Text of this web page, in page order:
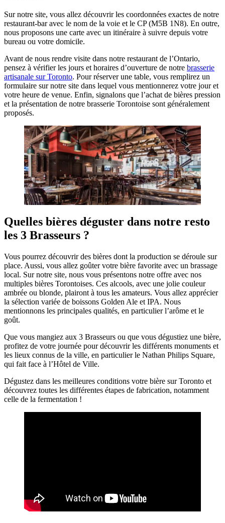
Sur notre site, vous allez découvrir les coordonnées exactes de notre
restaurant-bar avec le nom de la voie et le CP (M5B 1N8). En outre,
nous proposons une carte avec un itinéraire à suivre depuis votre
bureau ou votre domicile.
Avant de nous rendre visite dans notre restaurant de l’Ontario,
pensez à vérifier les jours et horaires d’ouverture de notre brasserie
artisanale sur Toronto. Pour réserver une table, vous remplirez un
formulaire sur notre site dans lequel vous mentionnerez votre jour et
votre heure de venue. Enfin, signalons que l’achat de bières pression
et la présentation de notre brasserie Torontoise sont généralement
proposés.
Quelles bières déguster dans notre resto
les 3 Brasseurs ?
Vous pourrez découvrir des bières dont la production se déroule sur
place. Aussi, vous allez goûter votre bière favorite avec un brassage
local. Sur notre site, nous vous présentons notre offre avec nos
multiples bières Torontoises. Ces alcools, avec une jolie couleur
ambrée ou blonde, plairont à tous les amateurs. Vous allez apprécier
la sélection variée de boissons Golden Ale et IPA. Nous
mentionnons les principales qualités, en particulier l’arôme et le
goût.
Que vous mangiez aux 3 Brasseurs ou que vous dégustiez une bière,
profitez de votre journée pour découvrir les différents monuments et
les lieux connus de la ville, en particulier le Nathan Philips Square,
qui fait face à l’Hôtel de Ville.
Dégustez dans les meilleures conditions votre bière sur Toronto et
découvrez toutes les différentes étapes de fabrication, notamment
celle de la fermentation !